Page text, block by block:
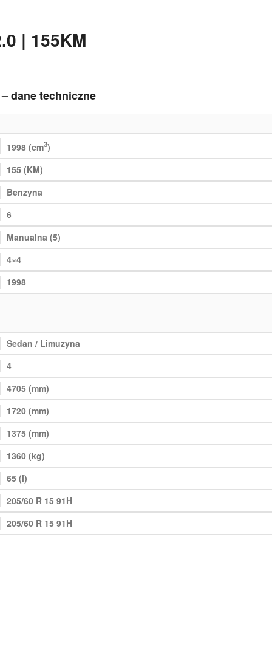
| 155KM
dane techniczne
1998 (cm3)
155 (KM)
Benzyna
6
Manualna (5)
4×4
1998
Sedan / Limuzyna
4
4705 (mm)
1720 (mm)
1375 (mm)
1360 (kg)
65 (l)
205/60 R 15 91H
205/60 R 15 91H